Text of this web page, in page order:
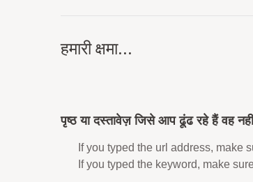
हमारी क्षमा...
पृष्ठ या दस्तावेज़ जिसे आप ढूंढ रहे हैं वह
If you typed the url address, make
If you typed the keyword, make